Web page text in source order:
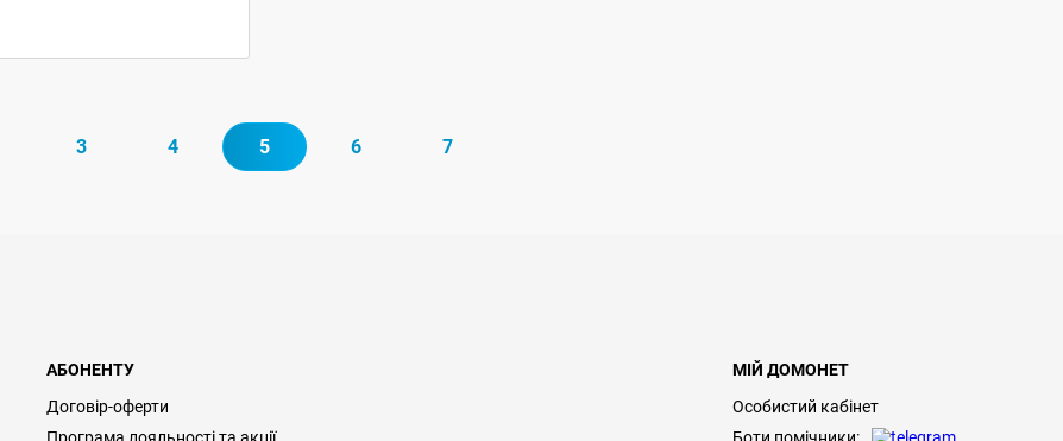
3 4 5 6 7
АБОНЕНТУ
Договір-оферти
МІЙ ДОМОНЕТ
Особистий кабінет